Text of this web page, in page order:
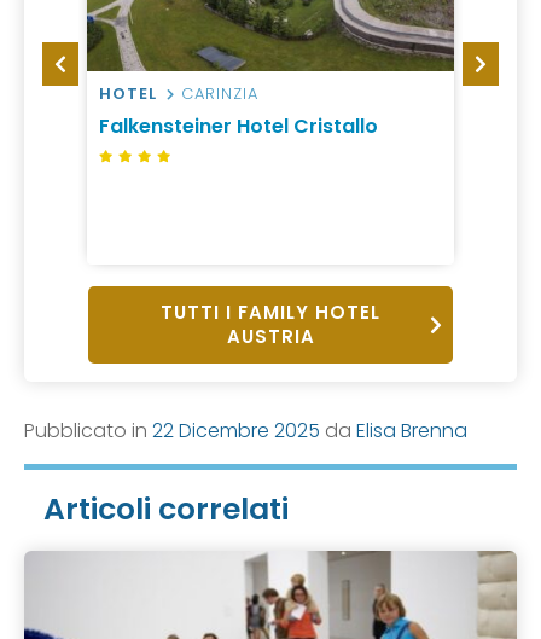
HOTEL CARINZIA
Falkensteiner Hotel Cristallo
HOTEL
TUTTI I FAMILY HOTEL
AUSTRIA
Pubblicato in 22 Dicembre 2025 da Elisa Brenna
Articoli correlati